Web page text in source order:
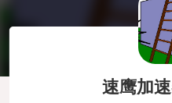
速鹰加